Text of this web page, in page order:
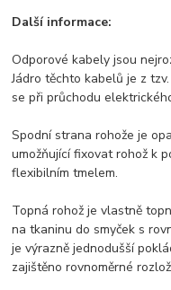
Další informace:
Odporové kabely jsou
Jádro těchto kabelů je z
se při průchodu
Spodní strana rohože je
umožňující fixovat rohož k
flexibilním tmelem.
Topná rohož je vlastně
na tkaninu do smyček s
je výrazně jednodušší
zajištěno rovnoměrné